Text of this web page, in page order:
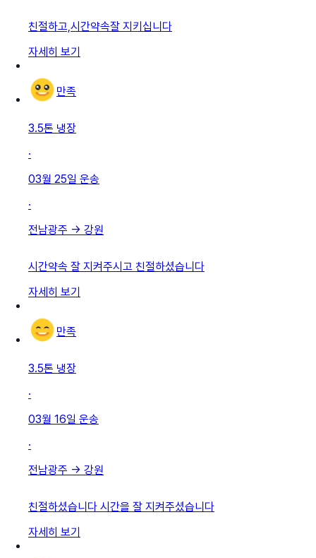
친절하고,시간약속잘 지키십니다
자세히 보기
만족
3.5톤 냉장
·
03월 25일 운송
·
전남광주 → 강원
시간약속 잘 지켜주시고 친절하셨습니다
자세히 보기
만족
3.5톤 냉장
·
03월 16일 운송
·
전남광주 → 강원
친절하셨습니다 시간을 잘 지켜주셨습니다
자세히 보기